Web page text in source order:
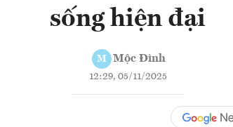
sống hiện đại
M Mộc Đình
12:29, 05/11/2025